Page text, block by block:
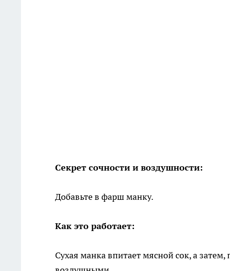
Секрет сочности и воздушности:
Добавьте в фарш манку.
Как это работает:
Сухая манка впитает мясной сок, а